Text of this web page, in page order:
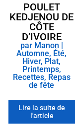
POULET
KEDJENOU DE
CÔTE
D’IVOIRE
par Manon |
Automne, Été,
Hiver, Plat,
Printemps,
Recettes, Repas
de fête
Lire la suite de
l'article